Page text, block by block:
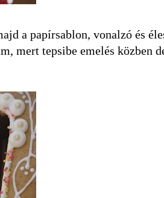
a papírsablon, vonalzó és
mert tepsibe emelés közben